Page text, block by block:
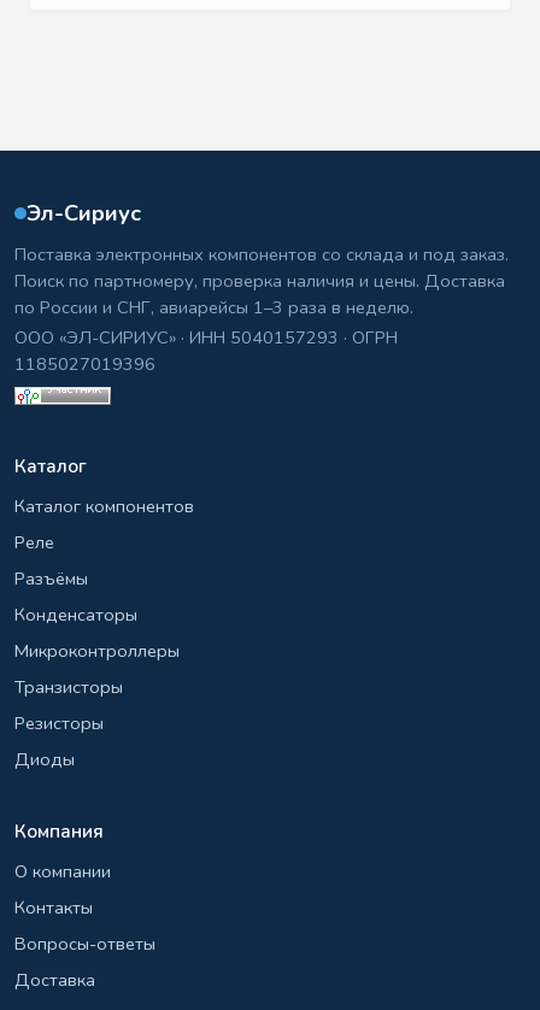
Эл-Сириус
Поставка электронных компонентов со склада и под заказ.
Поиск по партномеру, проверка наличия и цены. Доставка
по России и СНГ, авиарейсы 1–3 раза в неделю.
ООО «ЭЛ-СИРИУС» · ИНН 5040157293 · ОГРН
1185027019396
Каталог
Каталог компонентов
Реле
Разъёмы
Конденсаторы
Микроконтроллеры
Транзисторы
Резисторы
Диоды
Компания
О компании
Контакты
Вопросы-ответы
Доставка